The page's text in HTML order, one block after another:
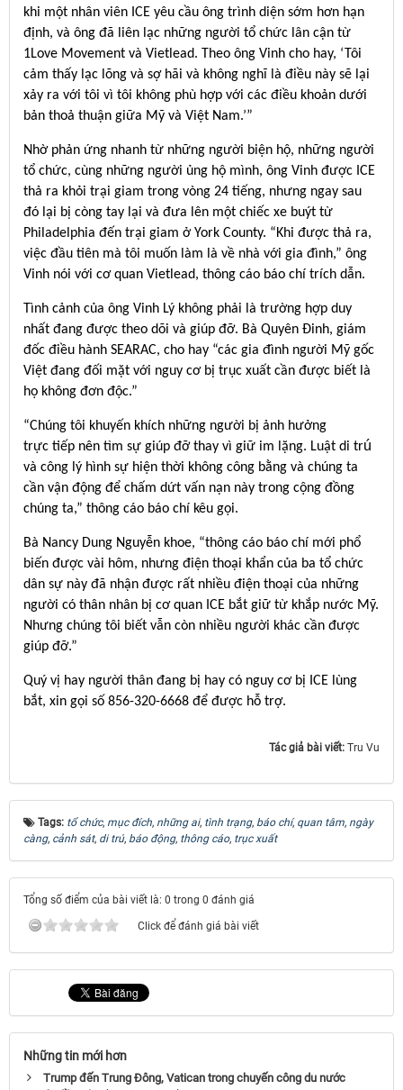
khi một nhân viên ICE yêu cầu ông trình diện sớm hơn hạn
định, và ông đã liên lạc những người tổ chức lân cận từ
1Love Movement và Vietlead. Theo ông Vinh cho hay, ‘Tôi
cảm thấy lạc lõng và sợ hãi và không nghĩ là điều này sẽ lại
xảy ra với tôi vì tôi không phù hợp với các điều khoản dưới
bản thoả thuận giữa Mỹ và Việt Nam.’”
Nhờ phản ứng nhanh từ những người biện hộ, những người
tổ chức, cùng những người ủng hộ mình, ông Vinh được ICE
thả ra khỏi trại giam trong vòng 24 tiếng, nhưng ngay sau
đó lại bị còng tay lại và đưa lên một chiếc xe buýt từ
Philadelphia đến trại giam ở York County. “Khi được thả ra,
việc đầu tiên mà tôi muốn làm là về nhà với gia đình,” ông
Vinh nói với cơ quan Vietlead, thông cáo báo chí trích dẫn.
Tình cảnh của ông Vinh Lý không phải là trường hợp duy
nhất đang được theo dõi và giúp đỡ. Bà Quyên Đinh, giám
đốc điều hành SEARAC, cho hay “các gia đình người Mỹ gốc
Việt đang đối mặt với nguy cơ bị trục xuất cần được biết là
họ không đơn độc.”
“Chúng tôi khuyến khích những người bị ảnh hưởng
trực tiếp nên tìm sự giúp đỡ thay vì giữ im lặng. Luật di trú
và công lý hình sự hiện thời không công bằng và chúng ta
cần vận động để chấm dứt vấn nạn này trong cộng đồng
chúng ta,” thông cáo báo chí kêu gọi.
Bà Nancy Dung Nguyễn khoe, “thông cáo báo chí mới phổ
biến được vài hôm, nhưng điện thoại khẩn của ba tổ chức
dân sự này đã nhận được rất nhiều điện thoại của những
người có thân nhân bị cơ quan ICE bắt giữ từ khắp nước Mỹ.
Nhưng chúng tôi biết vẫn còn nhiều người khác cần được
giúp đỡ.”
Quý vị hay người thân đang bị hay có nguy cơ bị ICE lùng
bắt, xin gọi số 856-320-6668 để được hỗ trợ.
Tác giả bài viết: Tru Vu
Tags: tổ chức, mục đích, những ai, tình trạng, báo chí, quan tâm, ngày
càng, cảnh sát, di trú, báo động, thông cáo, trục xuất
Tổng số điểm của bài viết là: 0 trong 0 đánh giá
Click để đánh giá bài viết
Những tin mới hơn
Trump đến Trung Đông, Vatican trong chuyến công du nước